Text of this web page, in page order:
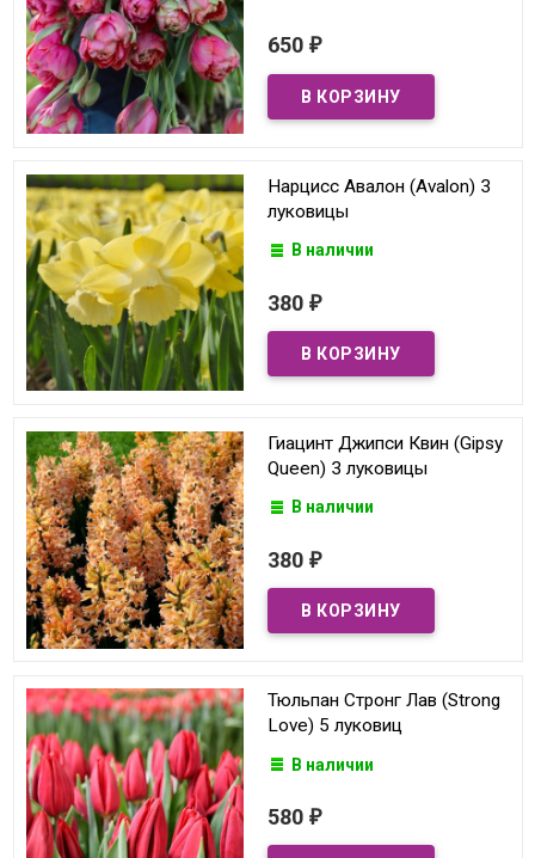
650 ₽
Нарцисс Авалон (Avalon) 3
луковицы
В наличии
380 ₽
Гиацинт Джипси Квин (Gipsy
Queen) 3 луковицы
В наличии
380 ₽
Тюльпан Стронг Лав (Strong
Love) 5 луковиц
В наличии
580 ₽